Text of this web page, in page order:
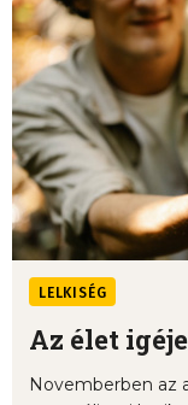
LELKISÉG
Az élet
Novemberben az